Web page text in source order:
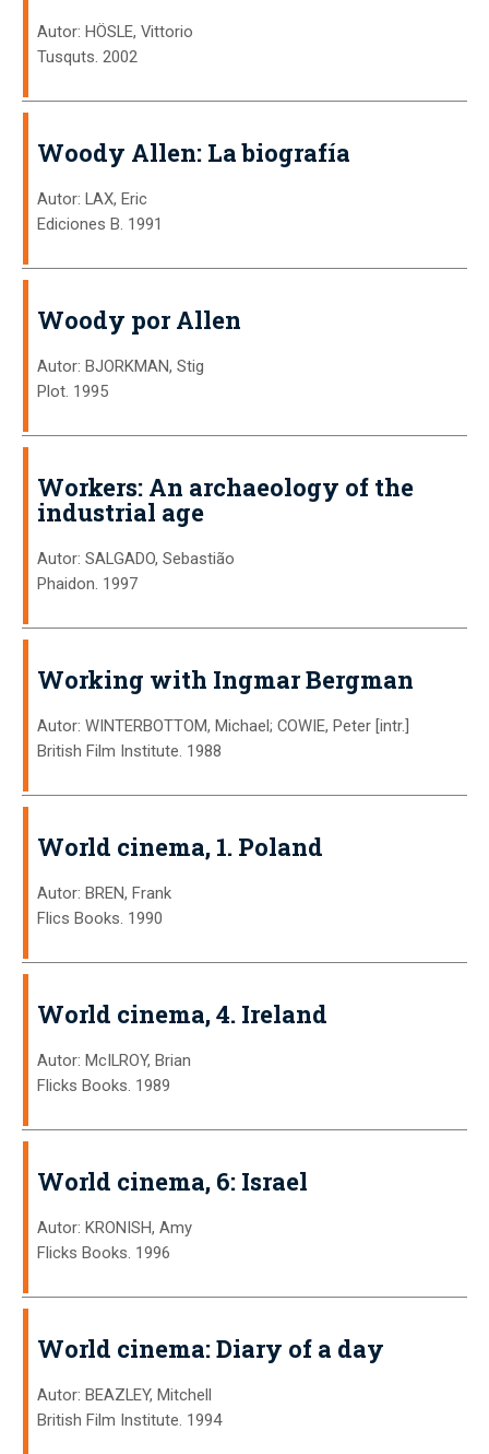
Autor: HÖSLE, Vittorio
Tusquts. 2002
Woody Allen: La biografía
Autor: LAX, Eric
Ediciones B. 1991
Woody por Allen
Autor: BJORKMAN, Stig
Plot. 1995
Workers: An archaeology of the
industrial age
Autor: SALGADO, Sebastião
Phaidon. 1997
Working with Ingmar Bergman
Autor: WINTERBOTTOM, Michael; COWIE, Peter [intr.]
British Film Institute. 1988
World cinema, 1. Poland
Autor: BREN, Frank
Flics Books. 1990
World cinema, 4. Ireland
Autor: McILROY, Brian
Flicks Books. 1989
World cinema, 6: Israel
Autor: KRONISH, Amy
Flicks Books. 1996
World cinema: Diary of a day
Autor: BEAZLEY, Mitchell
British Film Institute. 1994